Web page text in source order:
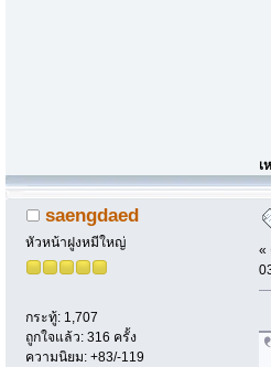
เ
saengdaed
หัวหน้าฝูงหมีใหญ่
กระทู้: 1,707
ถูกใจแล้ว: 316 ครั้ง
ความนิยม: +83/-119
«